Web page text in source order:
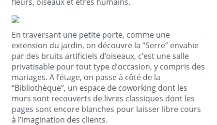
En traversant une petite porte, comme une
extension du jardin, on découvre la “Serre” envahie
par des bruits artificiels d’oiseaux, c’est une salle
privatisable pour tout type d’occasion, y compris des
mariages. A l’étage, on passe à côté de la
“Bibliothèque”, un espace de coworking dont les
murs sont recouverts de livres classiques dont les
pages sont encore blanches pour laisser libre cours
à l’imagination des clients.